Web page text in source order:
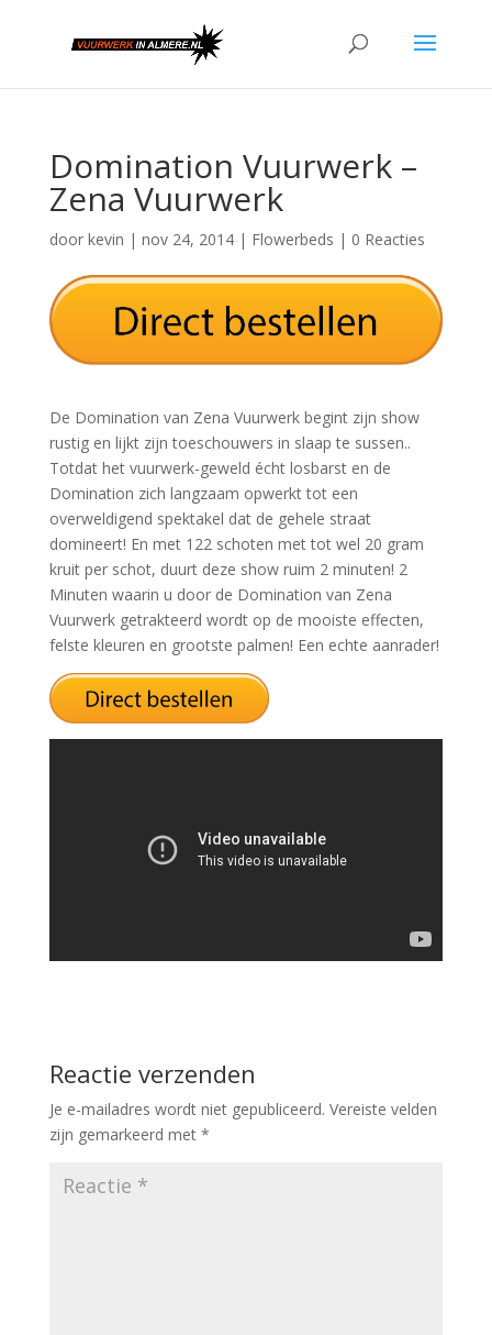
Domination Vuurwerk –
Zena Vuurwerk
door kevin | nov 24, 2014| Flowerbeds | 0 Reacties
De Domination van Zena Vuurwerk begint zijn show
rustig en lijkt zijn toeschouwers in slaap te sussen..
Totdat het vuurwerk-geweld écht losbarst en de
Domination zich langzaam opwerkt tot een
overweldigend spektakel dat de gehele straat
domineert! En met 122 schoten met tot wel 20 gram
kruit per schot, duurt deze show ruim 2 minuten! 2
Minuten waarin u door de Domination van Zena
Vuurwerk getrakteerd wordt op de mooiste effecten,
felste kleuren en grootste palmen! Een echte aanrader!
Reactie verzenden
Je e-mailadres wordt niet gepubliceerd. Vereiste velden
zijn gemarkeerd met *